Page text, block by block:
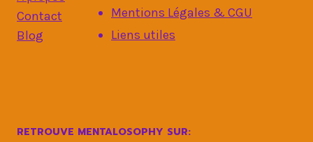
Contact
Blog
Mentions Légales & CGU
Liens utiles
RETROUVE MENTALOSOPHY SUR: